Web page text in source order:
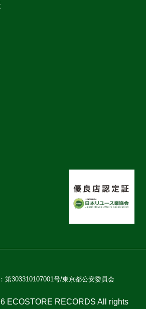
第303310107001号/東京都公安委員会
ECOSTORE RECORDS All rights